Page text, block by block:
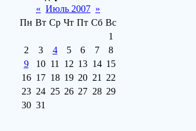
« Июль 2007 »
Пн Вт Ср Чт Пт Сб Вс
1
2
3 4 5 6 7
8
9
10 11 12 13 14 15
16 17 18 19 20 21
22
23 24 25 26 27 28 29
30 31